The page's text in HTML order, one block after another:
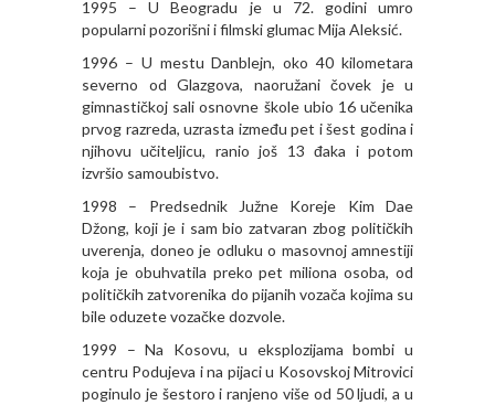
1995 – U Beogradu je u 72. godini umro
popularni pozorišni i filmski glumac Mija Aleksić.
1996 – U mestu Danblejn, oko 40 kilometara
severno od Glazgova, naoružani čovek je u
gimnastičkoj sali osnovne škole ubio 16 učenika
prvog razreda, uzrasta između pet i šest godina i
njihovu učiteljicu, ranio još 13 đaka i potom
izvršio samoubistvo.
1998 – Predsednik Južne Koreje Kim Dae
Džong, koji je i sam bio zatvaran zbog političkih
uverenja, doneo je odluku o masovnoj amnestiji
koja je obuhvatila preko pet miliona osoba, od
političkih zatvorenika do pijanih vozača kojima su
bile oduzete vozačke dozvole.
1999 – Na Kosovu, u eksplozijama bombi u
centru Podujeva i na pijaci u Kosovskoj Mitrovici
poginulo je šestoro i ranjeno više od 50 ljudi, a u